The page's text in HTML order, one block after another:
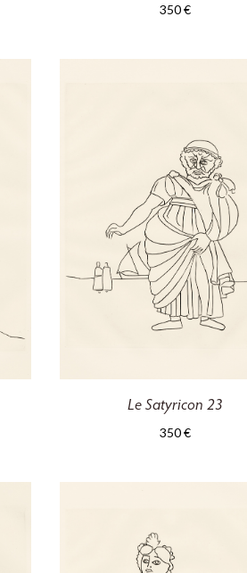
350€
Le Satyricon 23
350€